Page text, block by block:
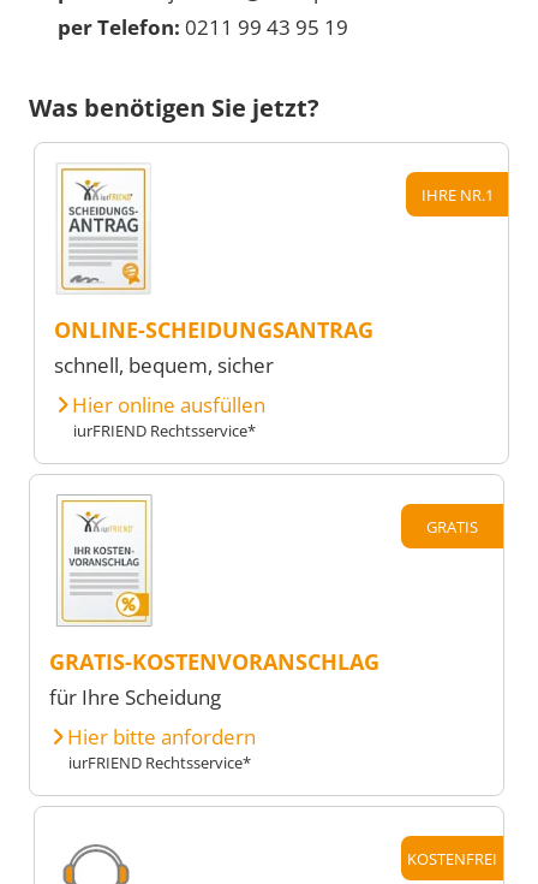
per Telefon: 0211 99 43 95 19
Was benötigen Sie jetzt?
IHRE NR.1
ONLINE-SCHEIDUNGSANTRAG
schnell, bequem, sicher
Hier online ausfüllen
iurFRIEND Rechtsservice*
GRATIS
GRATIS-KOSTENVORANSCHLAG
für Ihre Scheidung
Hier bitte anfordern
iurFRIEND Rechtsservice*
KOSTENFREI